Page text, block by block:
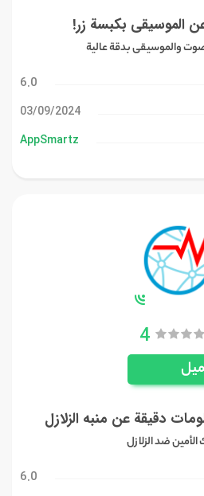
الموسيقى بكبسة زر!
والموسيقى بدقة عالية
6.0
03/09/2024
AppSmartz
4
دقيقة عن منبه الزلازل
ضد الزلازل
6.0